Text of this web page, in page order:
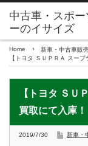
Home 新車・中古車販
【トヨタ ＳＵＰＲＡ スー
【トヨタ ＳＵ
買取にて入庫！
2019/7/30 新車・